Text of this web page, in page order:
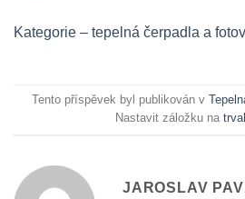
Kategorie – tepelná čerpadla a
Tento příspěvek byl publikován v
Nastavit záložku na
JAROSLAV